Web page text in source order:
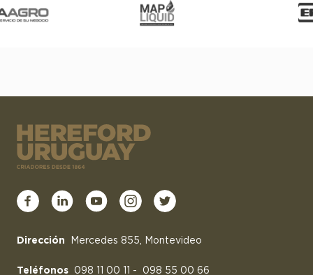
Dirección Mercedes 855, Montevideo
Teléfonos 098 11 00 11 - 098 55 00 66